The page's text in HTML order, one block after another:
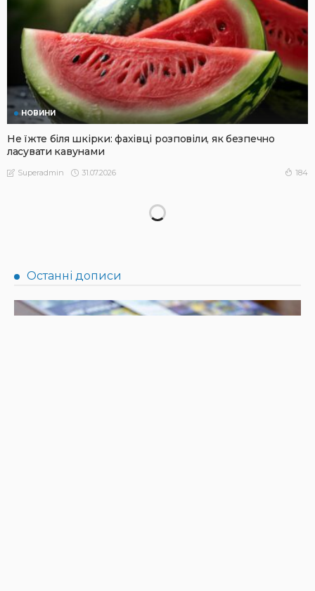
НОВИНИ
Не їжте біля шкірки: фахівці розповіли, як безпечно
ласувати кавунами
Superadmin 31.07.2026 184